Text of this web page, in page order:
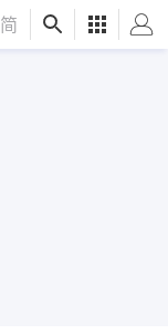
简